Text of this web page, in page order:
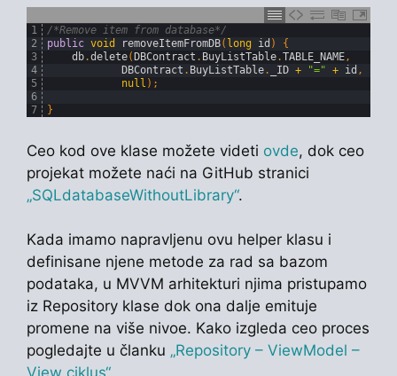
1
2
3
4
5
6
7
/*Remove item from database*/
public void removeItemFromDB( long id )
{
db.delete( DBContract . BuyListTable.TABLE_NAME,
DBContract . BuyListTable. _ID + "=" + id ,
null ) ;
}
Ceo kod ove klase možete videti ovde, dok ceo
projekat možete naći na GitHub stranici
„SQLdatabaseWithoutLibrary“.
Kada imamo napravljenu ovu helper klasu i
definisane njene metode za rad sa bazom
podataka, u MVVM arhitekturi njima pristupamo
iz Repository klase dok ona dalje emituje
promene na više nivoe. Kako izgleda ceo proces
pogledajte u članku „Repository – ViewModel –